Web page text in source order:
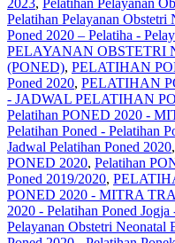
Pelatihan Pelayanan Obstetri
Poned 2020 – Pelatiha -
PELAYANAN OBSTETRI
(PONED), PELATIHAN
Poned 2020, PELATIHAN
- JADWAL PELATIHAN
Pelatihan PONED 2020 -
Pelatihan Poned - Pelatihan
Jadwal Pelatihan Poned 2020,
PONED 2020, Pelatihan
Poned 2019/2020,
PONED 2020 - MITRA
2020 - Pelatihan Poned
Pelayanan Obstetri Neonatal